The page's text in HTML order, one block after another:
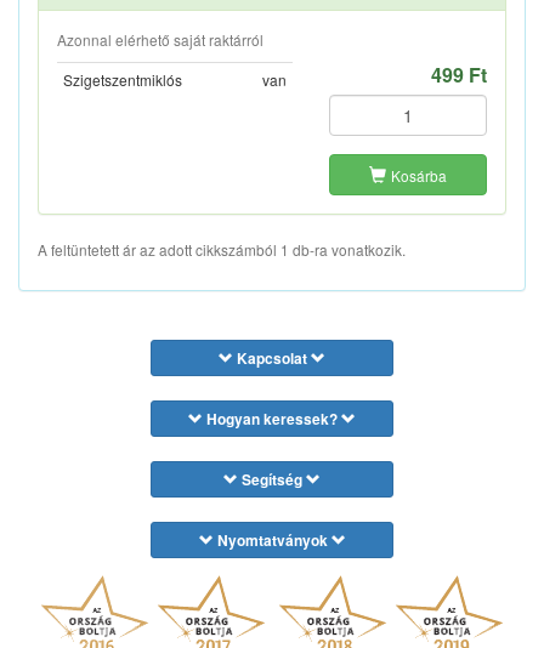
Azonnal elérhető saját raktárról
Szigetszentmiklós
van 499 Ft
Kosárba
A feltüntetett ár az adott cikkszámból 1 db-ra vonatkozik.
Kapcsolat
Hogyan keressek?
Segítség
Nyomtatványok